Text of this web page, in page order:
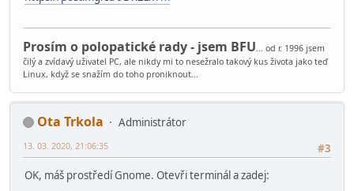
Prosím o polopatické rady - jsem BFU... od r. 1996 jsem
čilý a zvídavý uživatel PC, ale nikdy mi to nesežralo takový kus života jako teď
Linux, když se snažím do toho proniknout...
Ota Trkola
Administrátor
#3
13. 03. 2020, 21:06:35
OK, máš prostředí Gnome. Otevři terminál a zadej: